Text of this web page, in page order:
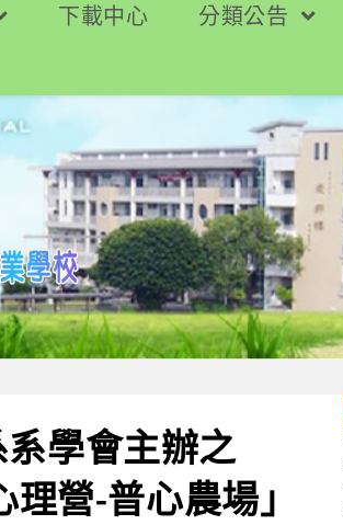
下載中心 分類公告
系學會主辦之
營-普心農場」